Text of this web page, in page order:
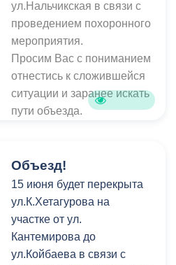
пути объезда.
ул.Нальчикская в связи с
проведением похоронного
мероприятия.
Просим Вас с пониманием
отнестись к сложившейся
ситуации и заранее искать
пути объезда.
Объезд!
15 июня будет перекрыта
ул.К.Хетагурова на
участке от ул.
Кантемирова до
ул.Койбаева в связи с